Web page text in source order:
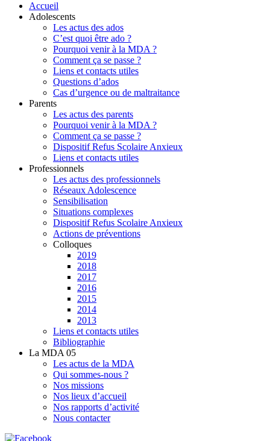
Accueil
Adolescents
Les actus des ados
C’est quoi être ado ?
Pourquoi venir à la MDA ?
Comment ça se passe ?
Liens et contacts utiles
Questions d’ados
Cas d’urgence ou de maltraitance
Parents
Les actus des parents
Pourquoi venir à la MDA ?
Comment ça se passe ?
Dispositif Refus Scolaire Anxieux
Liens et contacts utiles
Professionnels
Les actus des professionnels
Réseaux Adolescence
Sensibilisation
Situations complexes
Dispositif Refus Scolaire Anxieux
Actions de préventions
Colloques
2019
2018
2017
2016
2015
2014
2013
Liens et contacts utiles
Bibliographie
La MDA 05
Les actus de la MDA
Qui sommes-nous ?
Nos missions
Nos lieux d’accueil
Nos rapports d’activité
Nous contacter